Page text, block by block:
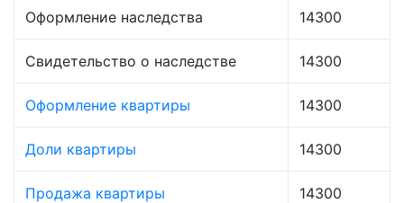
Оформление наследства 14300
Свидетельство о наследстве 14300
Оформление квартиры 14300
Доли квартиры 14300
Продажа квартиры 14300